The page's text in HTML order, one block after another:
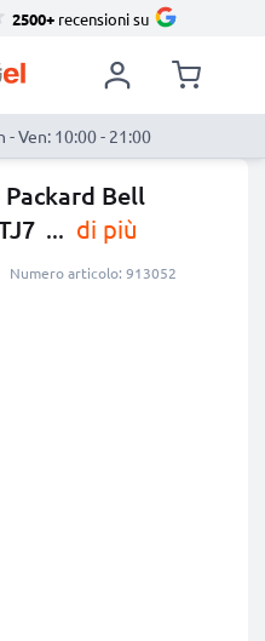
2500+recensioni su
- Ven: 10:00 - 21:00
Bell
... di più
Numero articolo: 913052